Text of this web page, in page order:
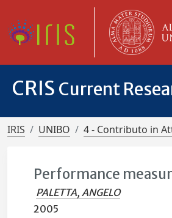
CRIS Current
IRIS UNIBO 4 - Contributo in
Performance
PALETTA, ANGELO
2005